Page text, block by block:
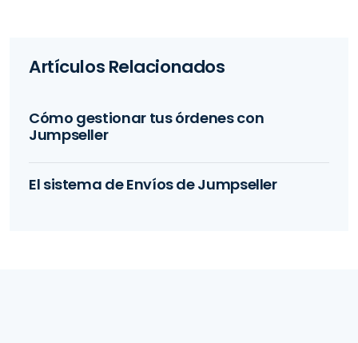
Artículos Relacionados
Cómo gestionar tus órdenes con
Jumpseller
El sistema de Envíos de Jumpseller